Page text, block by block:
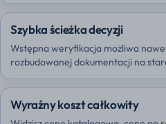
Szybka ścieżka decyzji
Wstępna weryfikacja możliwa
rozbudowanej dokumentacji na
Wyraźny koszt całkowity